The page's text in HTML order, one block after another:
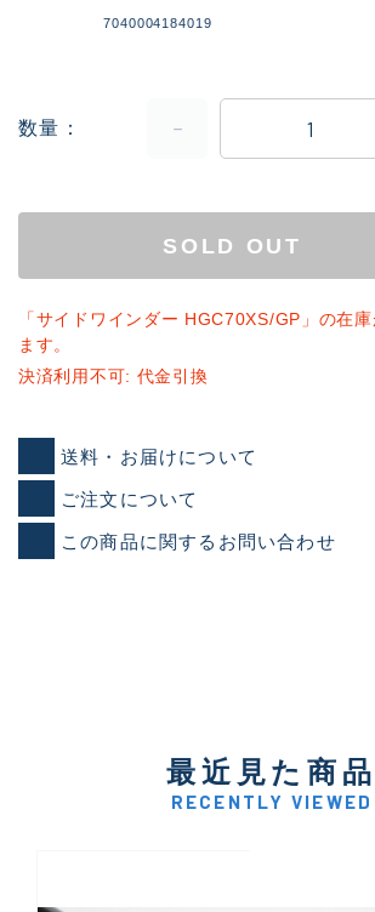
7040004184019
数量
SOLD OUT
「サイドワインダー HGC70XS/GP」の在
ます。
決済利用不可: 代金引換
送料・お届けについて
ご注文について
この商品に関するお問い合わせ
最近見た商品
RECENTLY VIEWED